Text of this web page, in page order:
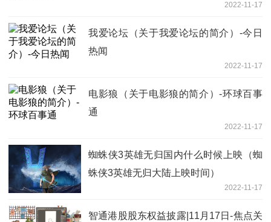
2022-11-17
我爱论坛（关于我爱论坛的简介）-今日
热闻
2022-11-17
电影狼（关于电影狼的简介）-环球百事
通
2022-11-17
蜘蛛侠3英雄无归国内什么时候上映（蜘
蛛侠3英雄无归大陆上映时间）
2022-11-17
智通港股股东权益披露|11月17日-焦点关